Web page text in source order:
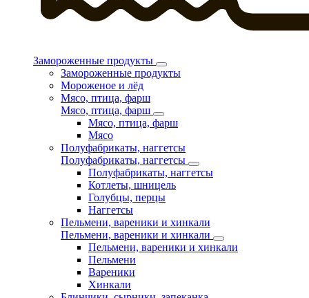
Замороженные продукты
Замороженные продукты
Мороженое и лёд
Мясо, птица, фарш
Мясо, птица, фарш
Мясо, птица, фарш
Мясо
Полуфабрикаты, наггетсы
Полуфабрикаты, наггетсы
Полуфабрикаты, наггетсы
Котлеты, шницель
Голубцы, перцы
Наггетсы
Пельмени, вареники и хинкали
Пельмени, вареники и хинкали
Пельмени, вареники и хинкали
Пельмени
Вареники
Хинкали